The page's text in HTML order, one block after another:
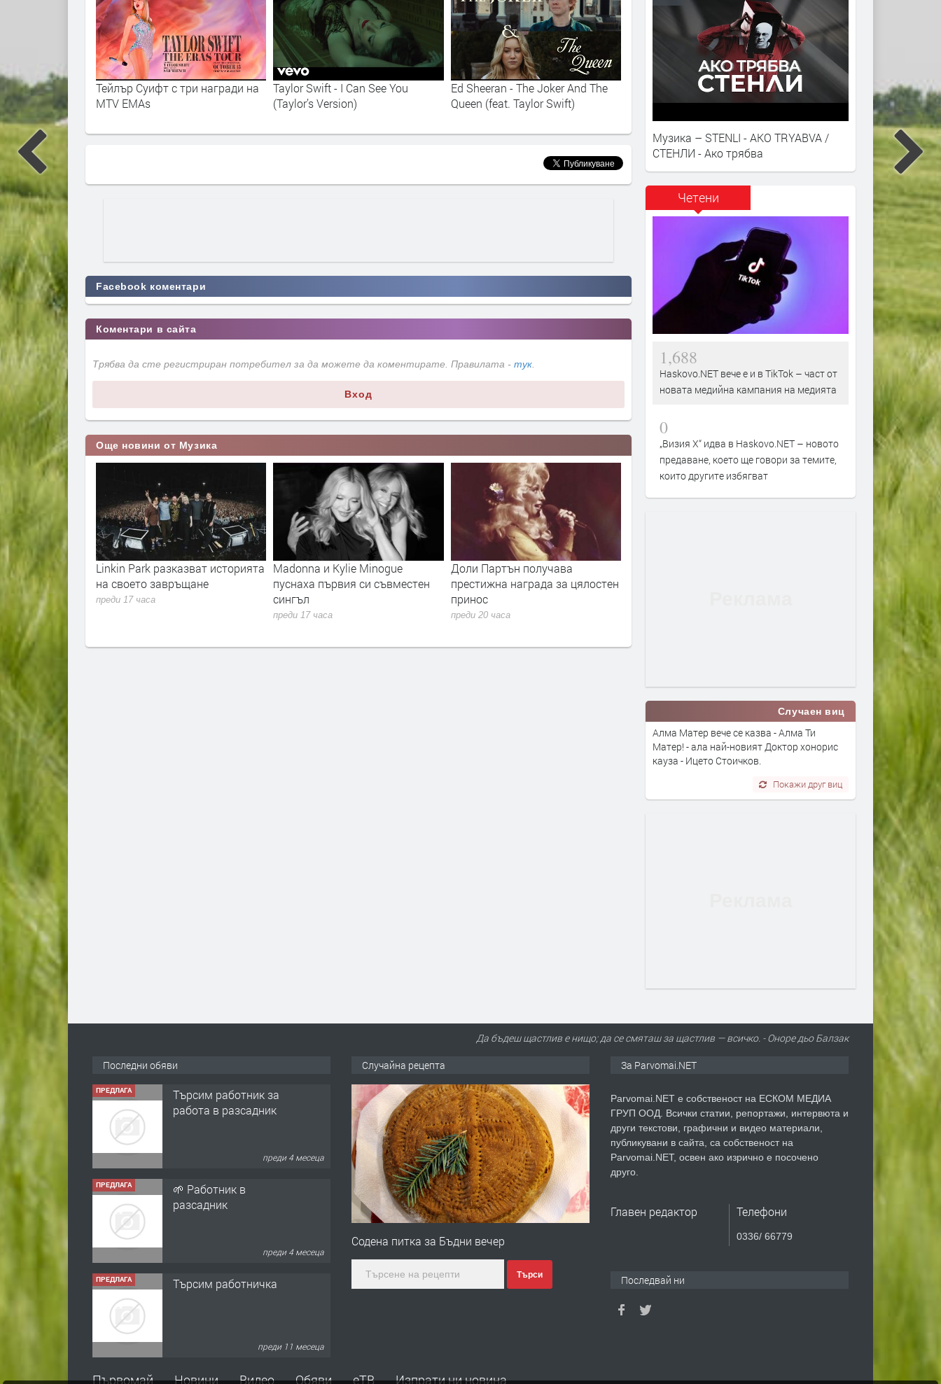
Urie of Panic! At
The
Тейлър Суифт с три награди на
MTV EMAs
Taylor Swift - I Can See You
(Taylor’s Version)
Ed Sheeran - The Joker And The
Queen (feat. Taylor Swift)
Taylor Swift - right where you left
taylor swift - willow
Facebook коментари
Коментари в сайта
Трябва да сте регистриран потребител за да можете да коментирате. Правилата - тук
Вход
Още новини от Музика
на 23
за
Linkin Park разказват историята
на своето завръщане
преди 17 часа
Madonna и Kylie Minogue
пуснаха първия си съвместен
сингъл
преди 17 часа
Доли Партън получава
престижна награда за цялостен
принос
преди 20 часа
„Опера на площада“ 2026
Музика – STENLI - AKO TRYABVA /
СТЕНЛИ - Ако трябва
Четени
1,688
Haskovo.NET вече е и в TikTok – част от
новата медийна кампания на медията
0
„Визия Х“ идва в Haskovo.NET – новото
предаване, което ще говори за темите,
които другите избягват
Случаен виц
Алма Матер вече се казва - Алма Ти
Матер! - ала най-новият Доктор хонорис
кауза - Ицето Стоичков.
Покажи друг виц
Да бъдеш щастлив е нищо; да се смяташ за щастлив — всичко. - Оноре дьо Балзак
Последни обяви
ПРЕДЛАГА
Търсим работник за
работа в разсадник
преди 4 месеца
ПРЕДЛАГА
🌱 Работник в
разсадник
преди 4 месеца
ПРЕДЛАГА Търсим работничка
преди 11 месеца
Продава употребявани
Случайна рецепта
Содена питка за Бъдни вечер
Търси
За Parvomai.NET
Parvomai.NET е собственост на ЕСКОМ МЕДИА
ГРУП ООД. Всички статии, репортажи, интервюта и
други текстови, графични и видео материали,
публикувани в сайта, са собственост на
Parvomai.NET, освен ако изрично е посочено
друго.
Главен редактор Телефони
0336/ 66779
Последвай ни
Първомай Новини Видео Обяви еТВ Изпрати ни новина